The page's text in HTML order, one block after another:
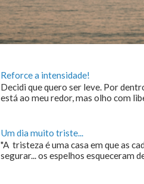
Reforce a intensidade!
Decidi que quero ser leve. Por
está ao meu redor, mas olho com
Um dia muito triste...
"A tristeza é uma casa em que as
segurar... os espelhos esqueceram